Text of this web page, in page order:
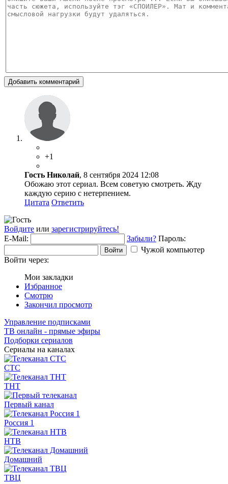
Добавить комментарий
+1
Гость Николай, 8 сентября 2024 12:08
Обожаю этот сериал. Всем советую смотреть. Жду
каждую серию с нетерпением.
Цитата Ответить
Войдите или зарегистрируйтесь!
E-Mail:
Забыли? Пароль:
Войти
Чужой компьютер
Войти через:
Мои закладки
Избранное
Смотрю
Закончил просмотр
Управление подписками
ТВ онлайн - прямые эфиры
Подборки сериалов
Сериалы на каналах
СТС
ТНТ
Первый канал
Россия 1
НТВ
Домашний
ТВЦ